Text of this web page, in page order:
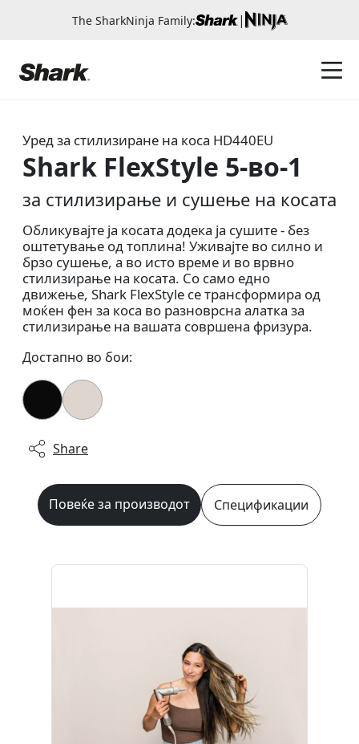
The SharkNinja Family: |
Уред за стилизиране на коса HD440EU
Shark FlexStyle 5-во-1
за стилизирање и сушење на косата
Обликувајте ја косата додека ја сушите - без
оштетување од топлина! Уживајте во силно и
брзо сушење, а во исто време и во врвно
стилизирање на косата. Со само едно
движење, Shark FlexStyle се трансформира од
моќен фен за коса во разноврсна алатка за
стилизирање на вашата совршена фризура.
Достапно во бои:
Share
Повеќе за производот Спецификации